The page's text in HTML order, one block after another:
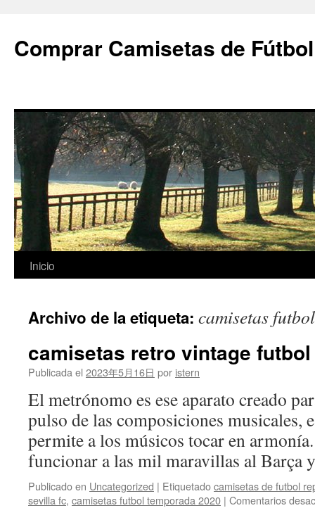
Comprar Camisetas de
Saltar
contenido
Inicio
Archivo de la etiqueta: camisetas
camisetas retro vintage futbol
Publicada el 2023年5月16日 por istern
El metrónomo es ese aparato creado
pulso de las composiciones musicales,
permite a los músicos tocar en
funcionar a las mil maravillas al
Publicado en Uncategorized | Etiquetadocamisetas de futbol
sevilla fc, camisetas futbol temporada 2020 | Comentarios